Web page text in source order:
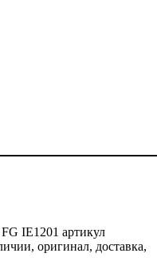
IE1201 артикул
оригинал, доставка,